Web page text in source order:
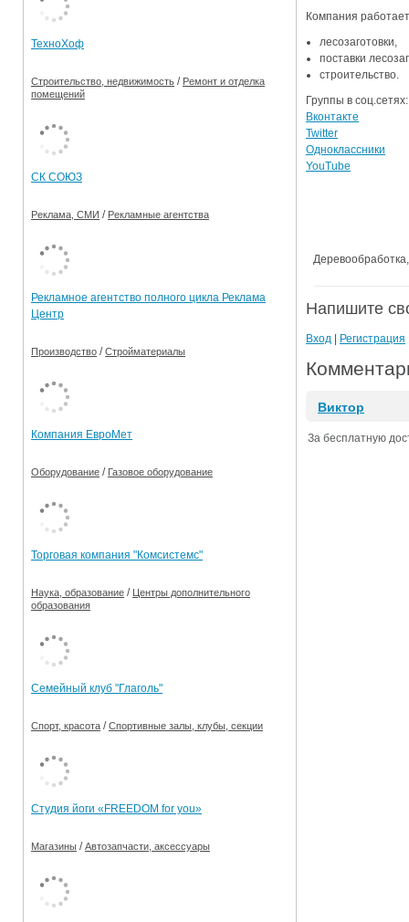
Ограничения движения транспорта на майские
Электронные транспортные карты
Компания
лесозаготовки,
поставки
строительство.
Группы в соц.сетях:
Вконтакте
Twitter
Одноклассники
YouTube
Напишите
Вход Регистрация
Виктор
За бесплатную
ТехноХоф
Строительство, недвижимость / Ремонт и отделка
помещений
СК СОЮЗ
Реклама, СМИ / Рекламные агентства
Рекламное агентство полного цикла Реклама
Центр
Производство /Стройматериалы
Компания ЕвроМет
Оборудование / Газовое оборудование
Торговая компания "Комсистемс"
Наука, образование / Центры дополнительного
образования
Семейный клуб "Глаголь"
Спорт, красота /Спортивные залы, клубы, секции
Студия йоги «FREEDOM for you»
Магазины /Автозапчасти, аксессуары